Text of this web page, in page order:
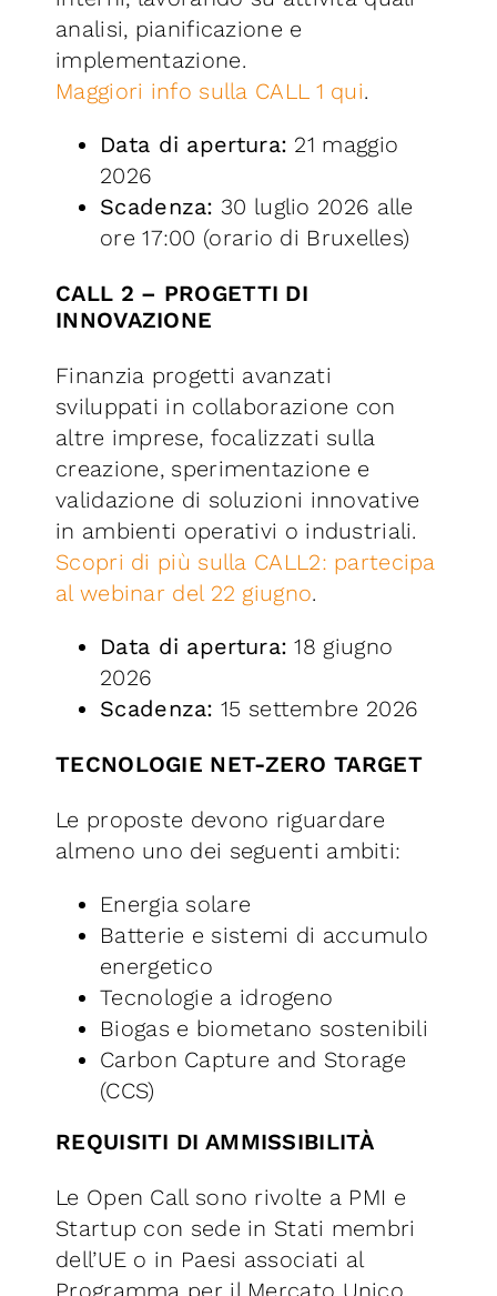
analisi, pianificazione e
implementazione.
Maggiori info sulla CALL 1 qui.
Data di apertura: 21 maggio
2026
Scadenza: 30 luglio 2026 alle
ore 17:00 (orario di Bruxelles)
CALL 2 – PROGETTI DI
INNOVAZIONE
Finanzia progetti avanzati
sviluppati in collaborazione con
altre imprese, focalizzati sulla
creazione, sperimentazione e
validazione di soluzioni innovative
in ambienti operativi o industriali.
Scopri di più sulla CALL2: partecipa
al webinar del 22 giugno.
Data di apertura: 18 giugno
2026
Scadenza: 15 settembre 2026
TECNOLOGIE NET-ZERO TARGET
Le proposte devono riguardare
almeno uno dei seguenti ambiti:
Energia solare
Batterie e sistemi di accumulo
energetico
Tecnologie a idrogeno
Biogas e biometano sostenibili
Carbon Capture and Storage
(CCS)
REQUISITI DI AMMISSIBILITÀ
Le Open Call sono rivolte a PMI e
Startup con sede in Stati membri
dell’UE o in Paesi associati al
Programma per il Mercato Unico,